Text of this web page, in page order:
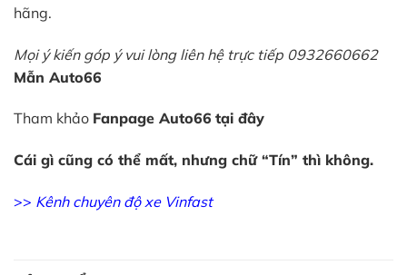
hãng.
Mọi ý kiến góp ý vui lòng liên hệ trực tiếp 0932660662
Mẫn Auto66
Tham khảo Fanpage Auto66 tại đây
Cái gì cũng có thể mất, nhưng chữ “Tín” thì không.
>> Kênh chuyên độ xe Vinfast